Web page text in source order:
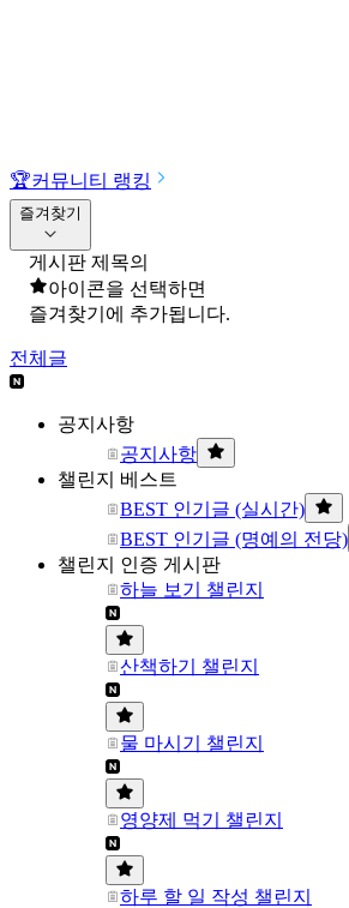
🏆커뮤니티 랭킹
즐겨찾기
게시판 제목의
아이콘을 선택하면
즐겨찾기에 추가됩니다.
전체글
공지사항
공지사항
챌린지 베스트
BEST 인기글 (실시간)
BEST 인기글 (명예의 전당)
챌린지 인증 게시판
하늘 보기 챌린지
산책하기 챌린지
물 마시기 챌린지
영양제 먹기 챌린지
하루 할 일 작성 챌린지